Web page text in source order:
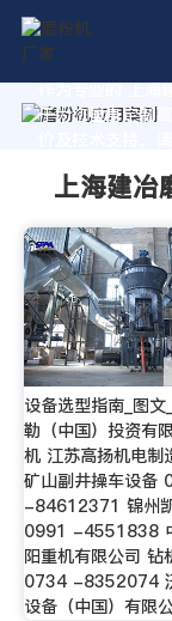
作为专业的 上海
于为您量身定制
上海建冶
设备选型指南_图
勒（中国）投资有
机 江苏高扬机电制
矿山副井操车设备
-84612371 锦州
0991 -4551838
阳重机有限公司 钻
0734 -8352074
设备（中国）有限